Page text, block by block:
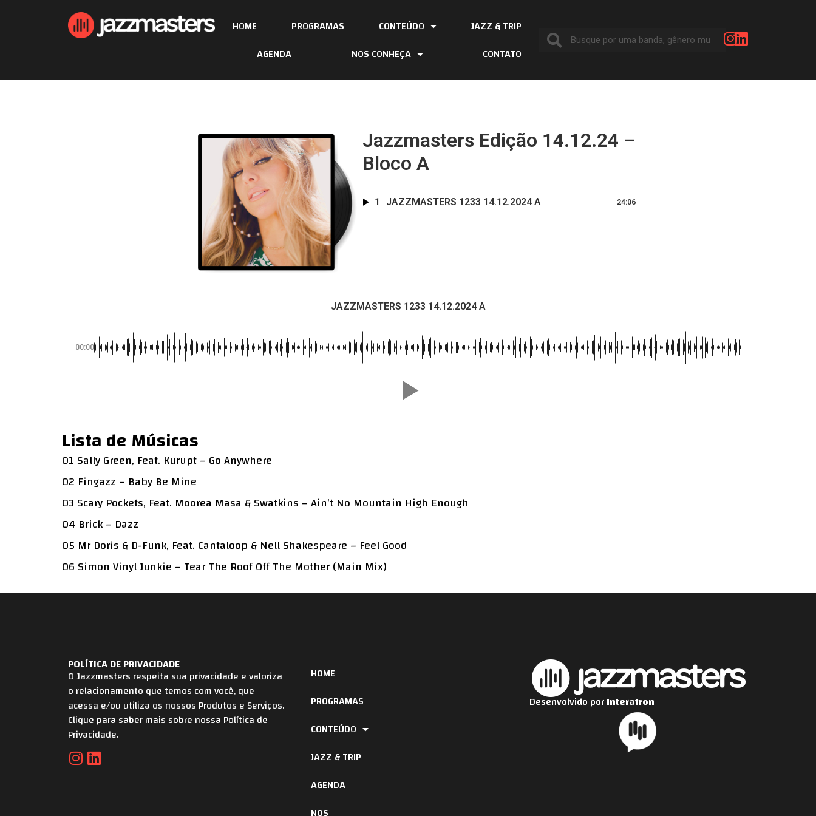
HOME PROGRAMAS CONTEÚDO
JAZZ & TRIP
AGENDA
NOS CONHEÇA CONTATO
Jazzmasters Edição 14.12.24 –
Bloco A
1 JAZZMASTERS 1233 14.12.2024 A 24:06
JAZZMASTERS 1233 14.12.2024 A
00:00
Lista de Músicas
01 Sally Green, Feat. Kurupt – Go Anywhere
02 Fingazz – Baby Be Mine
03 Scary Pockets, Feat. Moorea Masa & Swatkins – Ain’t No Mountain High Enough
04 Brick – Dazz
05 Mr Doris & D-Funk, Feat. Cantaloop & Nell Shakespeare – Feel Good
06 Simon Vinyl Junkie – Tear The Roof Off The Mother (Main Mix)
POLÍTICA DE PRIVACIDADE
O Jazzmasters respeita sua privacidade e valoriza
o relacionamento que temos com você, que
acessa e/ou utiliza os nossos Produtos e Serviços.
Clique para saber mais sobre nossa Política de
Privacidade.
HOME
PROGRAMAS
CONTEÚDO
JAZZ & TRIP
AGENDA
Desenvolvido porInteratron